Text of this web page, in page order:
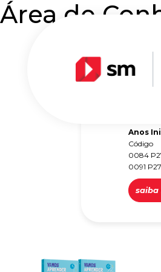
Área de
Anos
Código
0084
0091
saiba